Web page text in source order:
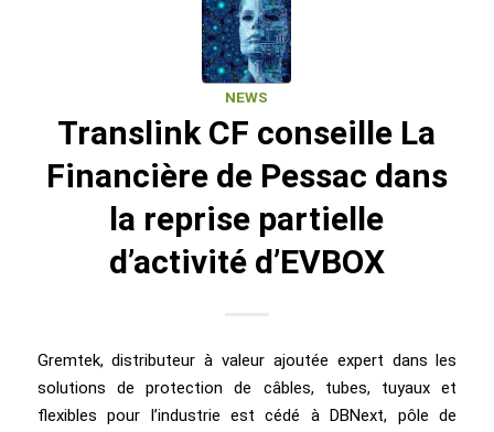
NEWS
Translink CF conseille La
Financière de Pessac dans
la reprise partielle
d’activité d’EVBOX
Gremtek, distributeur à valeur ajoutée expert dans les
solutions de protection de câbles, tubes, tuyaux et
flexibles pour l’industrie est cédé à DBNext, pôle de